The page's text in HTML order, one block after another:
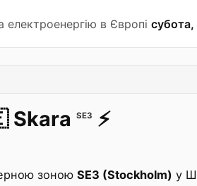
електроенергію в Європі
Skara SE3 ⚡️
зоною SE3 (Stockholm) у